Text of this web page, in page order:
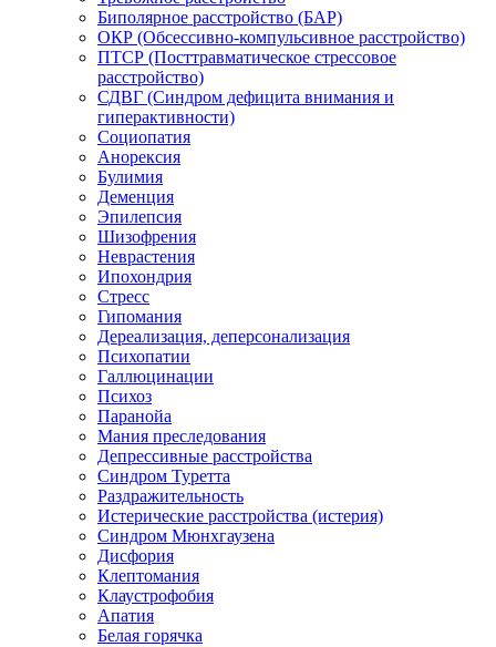
Биполярное расстройство (БАР)
ОКР (Обсессивно-компульсивное расстройство)
ПТСР (Посттравматическое стрессовое
расстройство)
СДВГ (Синдром дефицита внимания и
гиперактивности)
Социопатия
Анорексия
Булимия
Деменция
Эпилепсия
Шизофрения
Неврастения
Ипохондрия
Стресс
Гипомания
Дереализация, деперсонализация
Психопатии
Галлюцинации
Психоз
Паранойа
Мания преследования
Депрессивные расстройства
Синдром Туретта
Раздражительность
Истерические расстройства (истерия)
Синдром Мюнхгаузена
Дисфория
Клептомания
Клаустрофобия
Апатия
Белая горячка